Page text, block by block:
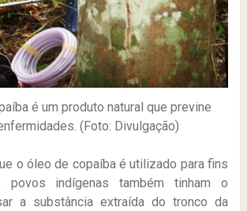
é um produto natural que previne
(Foto: Divulgação)
o óleo de copaíba é utilizado para fins
povos indígenas também tinham o
a substância extraída do tronco da